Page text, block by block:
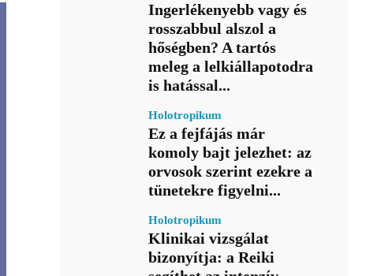
Ingerlékenyebb vagy és
rosszabbul alszol a
hőségben? A tartós
meleg a lelkiállapotodra
is hatással...
Holotropikum
Ez a fejfájás már
komoly bajt jelezhet: az
orvosok szerint ezekre a
tünetekre figyelni...
Holotropikum
Klinikai vizsgálat
bizonyítja: a Reiki